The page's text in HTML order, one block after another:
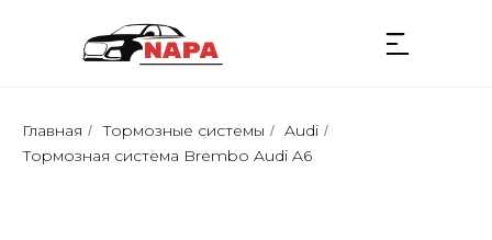
Главная / Тормозные системы / Audi /
Тормозная сиcтемa Brembo Audi A6